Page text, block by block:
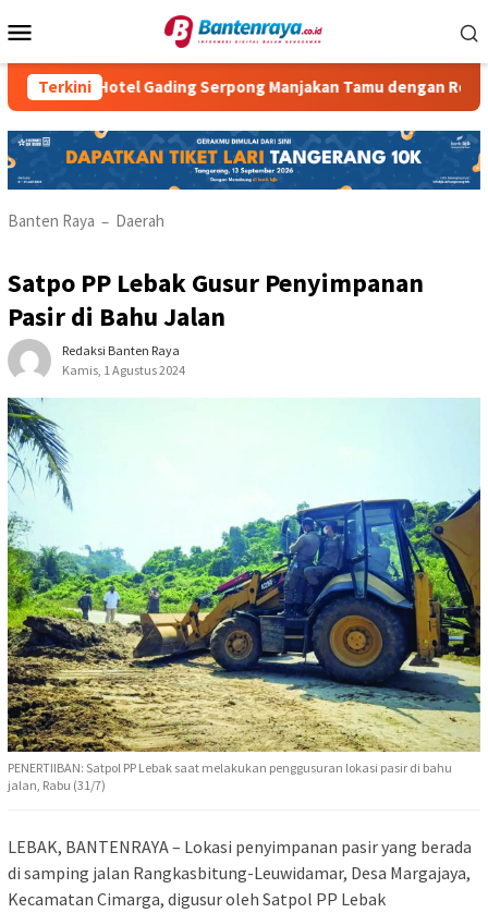
ke
Mobile
Terkini
Hotel Gading Serpong Manjakan Tamu dengan Robot Waiter
Banten Raya – Daerah
Satpo PP Lebak Gusur Penyimpanan
Pasir di Bahu Jalan
Redaksi Banten Raya
Kamis, 1 Agustus 2024
PENERTIIBAN: Satpol PP Lebak saat melakukan penggusuran lokasi pasir di bahu
jalan, Rabu (31/7)
LEBAK, BANTENRAYA – Lokasi penyimpanan pasir yang berada
di samping jalan Rangkasbitung-Leuwidamar, Desa Margajaya,
Kecamatan Cimarga, digusur oleh Satpol PP Lebak